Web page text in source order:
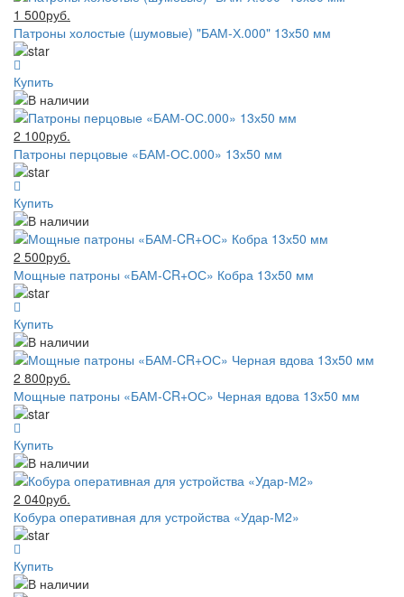
1 500руб.
Патроны холостые (шумовые) "БАМ-Х.000" 13х50 мм
Купить
2 100руб.
Патроны перцовые «БАМ-ОС.000» 13х50 мм
Купить
2 500руб.
Мощные патроны «БАМ-CR+ОС» Кобра 13х50 мм
Купить
2 800руб.
Мощные патроны «БАМ-CR+ОС» Черная вдова 13х50 мм
Купить
2 040руб.
Кобура оперативная для устройства «Удар-М2»
Купить